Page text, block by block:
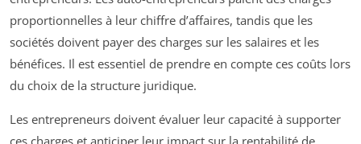
proportionnelles à leur chiffre d’affaires, tandis que les
sociétés doivent payer des charges sur les salaires et les
bénéfices. Il est essentiel de prendre en compte ces coûts lors
du choix de la structure juridique.
Les entrepreneurs doivent évaluer leur capacité à supporter